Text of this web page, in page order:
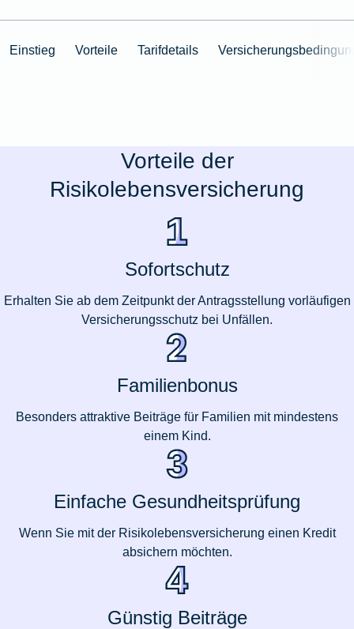
Einstieg Vorteile Tarifdetails
Vorteile der
Risikolebensversicherung
Sofortschutz
Erhalten Sie ab dem Zeitpunkt der Antragsstellung vorläufigen
Versicherungsschutz bei Unfällen.
Familienbonus
Besonders attraktive Beiträge für Familien mit mindestens
einem Kind.
Einfache Gesundheitsprüfung
Wenn Sie mit der Risikolebensversicherung einen Kredit
absichern möchten.
Günstig Beiträge